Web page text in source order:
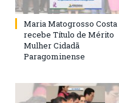
Maria Matogrosso Costa
recebe Título de Mérito
Mulher Cidadã
Paragominense